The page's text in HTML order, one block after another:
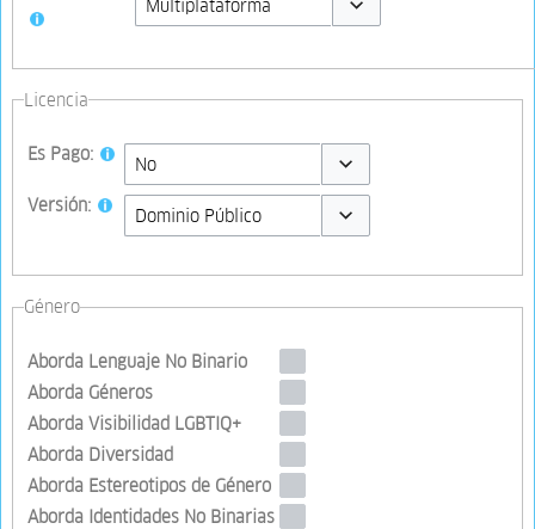
Licencia
Es Pago:
Toggle options
Versión:
Género
Aborda Lenguaje No Binario
Aborda Géneros
Aborda Visibilidad LGBTIQ+
Aborda Diversidad
Aborda Estereotipos de Género
Aborda Identidades No Binarias